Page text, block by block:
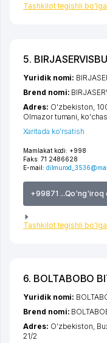
Tashkilot tegishli
5.
Mamlakat kodi: +998
Faks: 71 2486628
E-mail:
+99871 ...Qo'ng'iroq
Tashkilot tegishli
Yuridik nomi:
Brend nomi:
Adres: O'zbekiston,
Olmazor tumani
Xaritada ko'rsatish
6. BOLTABOBO
Yuridik nomi:
Brend nomi:
Adres: O'zbekiston,
21/2